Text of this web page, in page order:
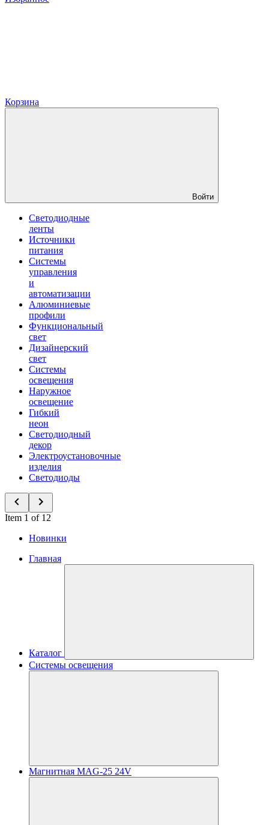
Корзина
Войти
Светодиодные
ленты
Источники
питания
Системы
управления
и
автоматизации
Алюминиевые
профили
Функциональный
свет
Дизайнерский
свет
Системы
освещения
Наружное
освещение
Гибкий
неон
Светодиодный
декор
Электроустановочные
изделия
Светодиоды
Item 1 of 12
Новинки
Главная
Каталог
Системы освещения
Магнитная MAG-25 24V